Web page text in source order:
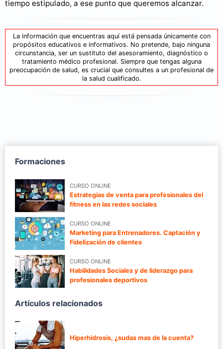
tiempo estipulado, a ese punto que queremos alcanzar.
La información que encuentras aquí está pensada únicamente con
propósitos educativos e informativos. No pretende, bajo ninguna
circunstancia, ser un sustituto del asesoramiento, diagnóstico o
tratamiento médico profesional. Siempre que tengas alguna
preocupación de salud, es crucial que consultes a un profesional de
la salud cualificado.
Formaciones
CURSO ONLINE
Estrategias de venta para profesionales del
fitness en las redes sociales
CURSO ONLINE
Marketing para Entrenadores. Captación y
Fidelización de clientes
CURSO ONLINE
Habilidades Sociales y de liderazgo para
profesionales deportivos
Artículos relacionados
Hiperhidrosis, ¿sudas mas de la cuenta?